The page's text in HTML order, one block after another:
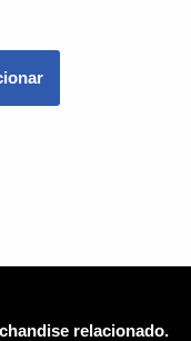
relacionado.